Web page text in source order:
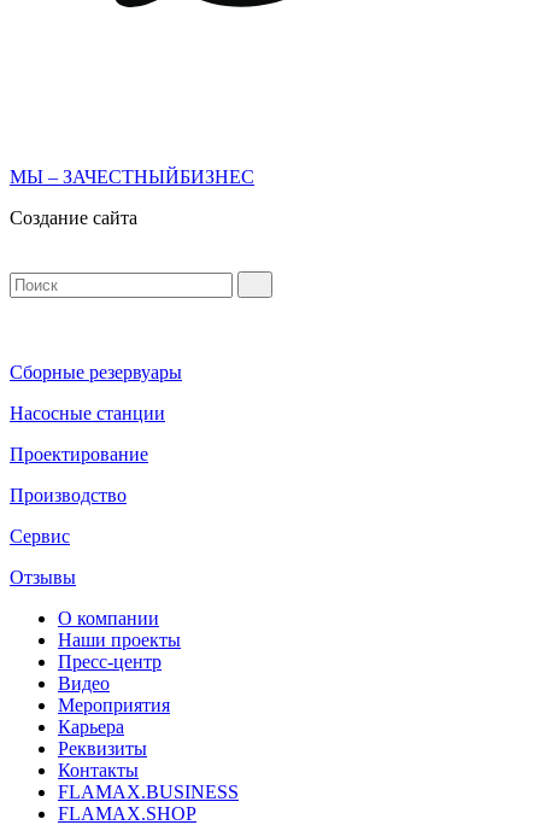
МЫ – ЗАЧЕСТНЫЙБИЗНЕС
Создание сайта
Сборные резервуары
Насосные станции
Проектирование
Производство
Сервис
Отзывы
О компании
Наши проекты
Пресс-центр
Видео
Мероприятия
Карьера
Реквизиты
Контакты
FLAMAX.BUSINESS
FLAMAX.SHOP